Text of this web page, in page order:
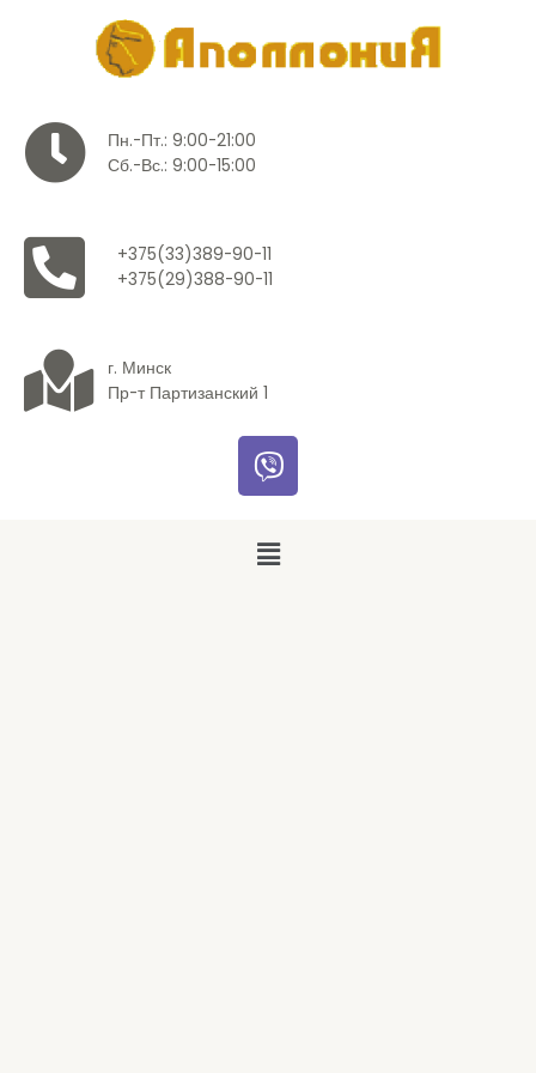
Пн.-Пт.: 9:00-21:00
Сб.-Вс.: 9:00-15:00
+375(33)389-90-11
+375(29)388-90-11
г. Минск
Пр-т Партизанский 1